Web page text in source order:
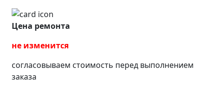
Цена ремонта
не изменится
согласовываем стоимость перед выполнением
заказа